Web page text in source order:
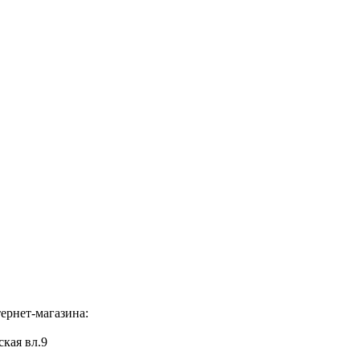
магазина:
вл.9